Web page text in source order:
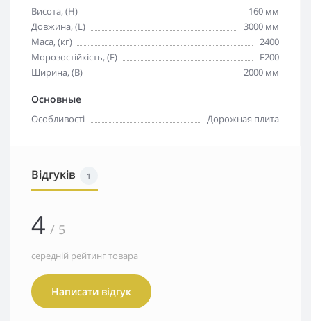
Висота, (H)
160 мм
Довжина, (L)
3000 мм
Маса, (кг)
2400
Морозостійкість, (F)
F200
Ширина, (B)
2000 мм
Основные
Особливості Дорожная плита
Відгуків 1
4 / 5
середній рейтинг товара
Написати відгук